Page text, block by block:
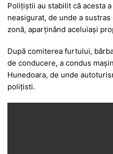
Polițiștii au stabilit că acesta
neasigurat, de unde a
zonă, aparținând aceluiași
După comiterea furtului,
de conducere, a condus
Hunedoara, de unde
polițisti.